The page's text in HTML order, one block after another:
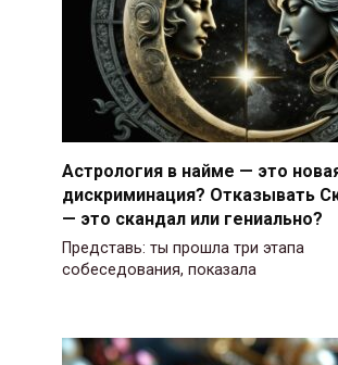
Астрология в найме — это
дискриминация? Отказывать
— это скандал или гениально?
Представь: ты прошла три этапа
собеседования, показала